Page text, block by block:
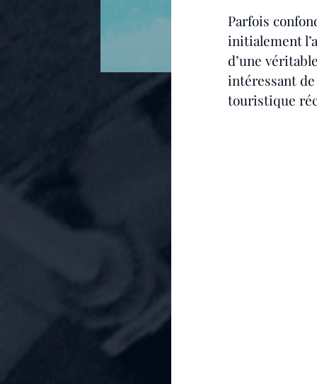
Parfois
initialement
d’une
intéressant
touristique